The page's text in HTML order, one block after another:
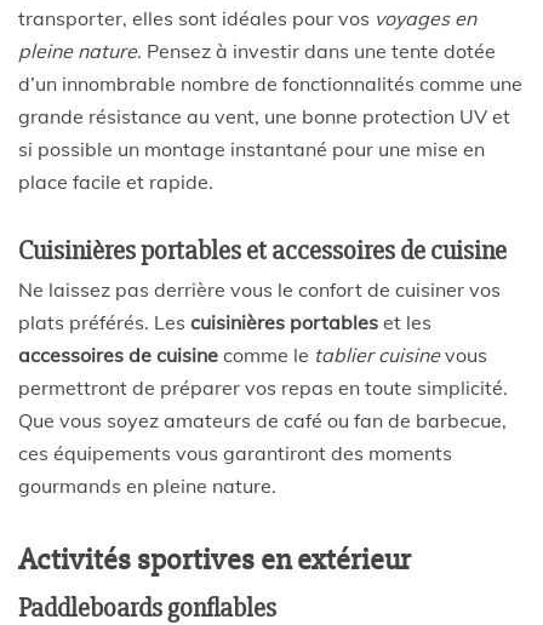
transporter, elles sont idéales pour vos voyages en
pleine nature. Pensez à investir dans une tente dotée
d’un innombrable nombre de fonctionnalités comme une
grande résistance au vent, une bonne protection UV et
si possible un montage instantané pour une mise en
place facile et rapide.
Cuisinières portables et accessoires de cuisine
Ne laissez pas derrière vous le confort de cuisiner vos
plats préférés. Les cuisinières portables et les
accessoires de cuisine comme le tablier cuisinevous
permettront de préparer vos repas en toute simplicité.
Que vous soyez amateurs de café ou fan de barbecue,
ces équipements vous garantiront des moments
gourmands en pleine nature.
Activités sportives en extérieur
Paddleboards gonflables